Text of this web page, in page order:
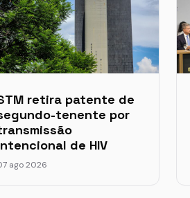
retira patente de
tenente por
de HIV
ago 2026